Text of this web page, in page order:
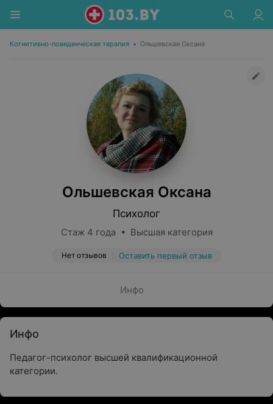
Когнитивно-поведенческая терапия • Ольшевская Оксана
Ольшевская Оксана
Психолог
Стаж 4 года • Высшая категория
Нет отзывов Оставить первый отзыв
Инфо
Инфо
Педагог-психолог высшей квалификационной
категории.